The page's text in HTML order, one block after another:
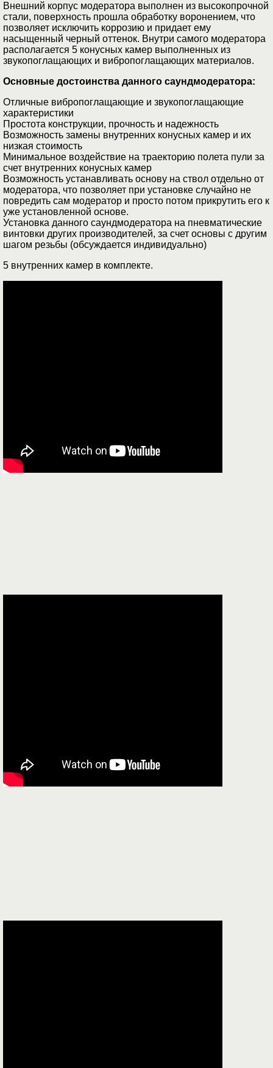
Внешний корпус модератора выполнен из высокопрочной
стали, поверхность прошла обработку воронением, что
позволяет исключить коррозию и придает ему
насыщенный черный оттенок. Внутри самого модератора
располагается 5 конусных камер выполненных из
звукопоглащающих и вибропоглащающих материалов.
Основные достоинства данного саундмодератора:
Отличные вибропоглащающие и звукопоглащающие
характеристики
Простота конструкции, прочность и надежность
Возможность замены внутренних конусных камер и их
низкая стоимость
Минимальное воздействие на траекторию полета пули за
счет внутренних конусных камер
Возможность устанавливать основу на ствол отдельно от
модератора, что позволяет при установке случайно не
повредить сам модератор и просто потом прикрутить его к
уже установленной основе.
Установка данного саундмодератора на пневматические
винтовки других производителей, за счет основы с другим
шагом резьбы (обсуждается индивидуально)
5 внутренних камер в комплекте.